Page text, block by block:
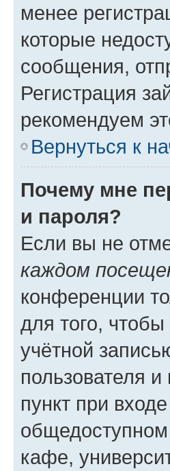
менее
которые
сообщения,
Регистрация
рекомендуем
Вернуться к
Почему мне
и пароля?
Если вы не
каждом
конференции
для того,
учётной
пользователя
пункт при
кафе,